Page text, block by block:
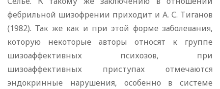
фебрильной шизофрении приходит и А. С. Тиганов
(1982). Так же как и при этой форме заболевания,
которую некоторые авторы относят к группе
шизоаффективных психозов, при
шизоаффективных приступах отмечаются
эндокринные нарушения, особенно в системе